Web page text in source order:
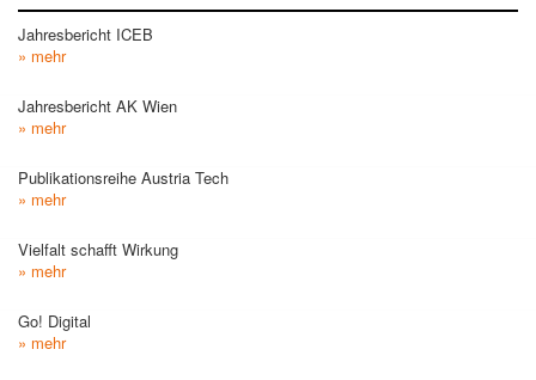
Jahresbericht ICEB
» mehr
Jahresbericht AK Wien
» mehr
Publikationsreihe Austria Tech
» mehr
Vielfalt schafft Wirkung
» mehr
Go! Digital
» mehr